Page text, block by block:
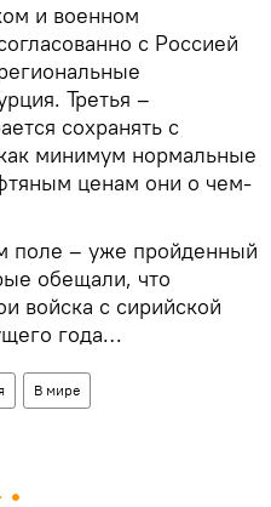
и военном
с Россией
Третья –
сохранять с
минимум нормальные
ценам они о чем-
поле – уже пройденный
обещали, что
войска с сирийской
года…
В мире